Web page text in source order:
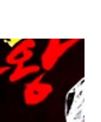
을 차지하기 위
vs 복면가왕 계산
팔색조 잡고서 가
오늘 가왕이 되
의 정체는 가수